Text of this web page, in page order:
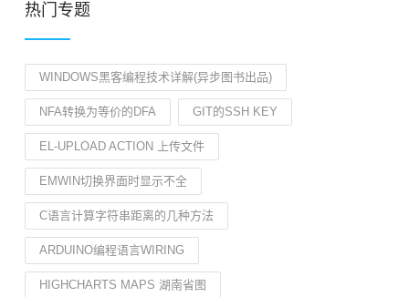
热门专题
WINDOWS黑客编程技术详解(异步图书出品)
NFA转换为等价的DFA GIT的SSH KEY
EL-UPLOAD ACTION 上传文件
EMWIN切换界面时显示不全
C语言计算字符串距离的几种方法
ARDUINO编程语言WIRING
HIGHCHARTS MAPS 湖南省图